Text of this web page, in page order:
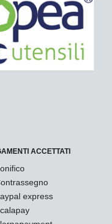
ACCETTATI
express